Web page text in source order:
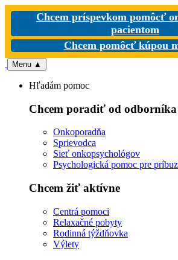
Chcem príspevkom pomôcť
pacientom
Chcem pomôcť kúpou
Menu ▲
Hľadám pomoc
Chcem poradiť od odborníka
Onkoporadňa
Sprievodca
Sieť onkopsychológov
Psychologická pomoc pre
Chcem žiť aktívne
Centrá pomoci
Relaxačné pobyty
Rodinná týždňovka
Výlety